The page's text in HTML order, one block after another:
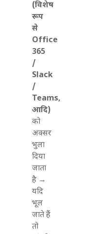
(विशेष
रूप
से
Office
365
/
Slack
/
Teams,
आदि)
को
अक्सर
भुला
दिया
जाता
है →
यदि
भूल
जाते हैं
तो